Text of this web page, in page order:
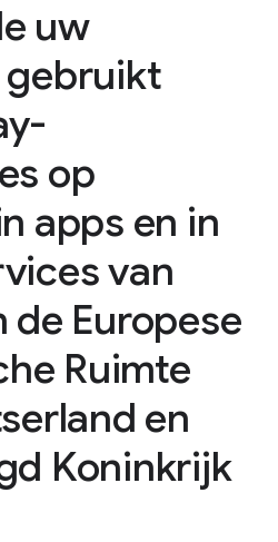
uw
op
apps en in
van
Europese
Ruimte
en
Koninkrijk